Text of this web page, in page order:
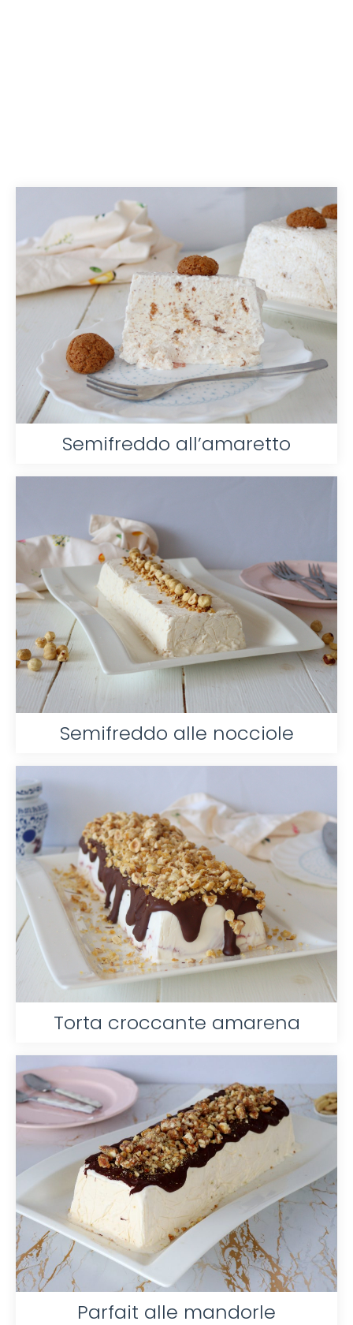
Semifreddo all’amaretto
Semifreddo alle nocciole
Torta croccante amarena
Parfait alle mandorle